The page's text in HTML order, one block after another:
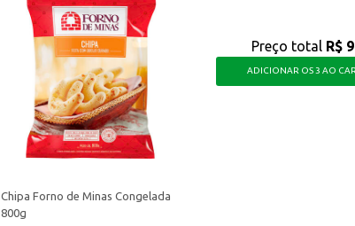
Chipa Forno de Minas Congelada
800g
Preço total R$
ADICIONAR OS 3 AO